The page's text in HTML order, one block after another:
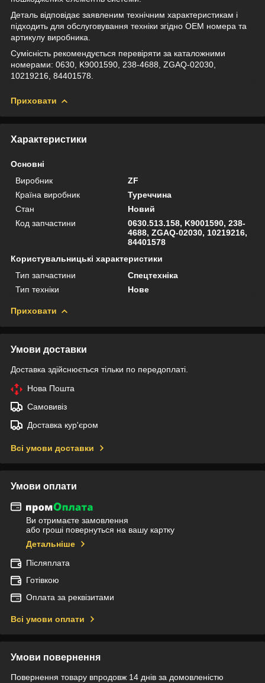
Деталь відповідає заявленим технічним характеристикам і
підходить для обслуговування техніки згідно OEM номера та
артикулу виробника.
Сумісність рекомендується перевіряти за каталожними
номерами: 0630, K9001590, 238-4688, ZGAQ-02030,
10219216, 84401578.
Приховати
Характеристики
Основні
Виробник
ZF
Країна виробник
Туреччина
Стан
Новий
Код запчастини
0630.513.158, K9001590, 238-
4688, ZGAQ-02030, 10219216,
84401578
Користувальницькі характеристики
Тип запчастини
Спецтехніка
Тип техніки
Нове
Приховати
Умови доставки
Доставка здійснюється тільки по передоплаті.
Нова Пошта
Самовивіз
Доставка кур'єром
Всі умови доставки
Умови оплати
Ви отримаєте замовлення
або гроші повернуться на вашу картку
Детальніше
Післяплата
Готівкою
Оплата за реквізитами
Всі умови оплати
Умови повернення
Повернення товару впродовж 14 днів за домовленістю